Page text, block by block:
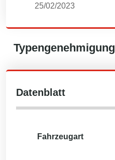
25/02/2023
Typengenehmigung
Datenblatt
Fahrzeugart